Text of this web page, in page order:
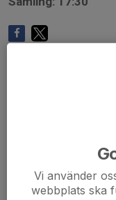
Vi använder
webbplats ska